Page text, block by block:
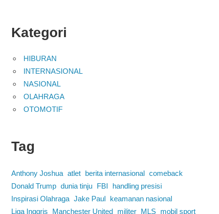
Kategori
HIBURAN
INTERNASIONAL
NASIONAL
OLAHRAGA
OTOMOTIF
Tag
Anthony Joshua atlet berita internasional comeback
Donald Trump dunia tinju FBI
handling presisi
Inspirasi Olahraga Jake Paul
keamanan nasional
Liga Inggris
Manchester United militer MLS mobil sport